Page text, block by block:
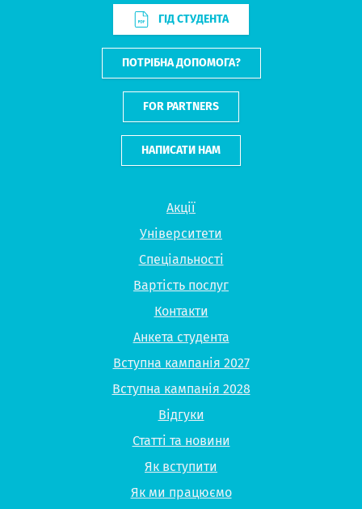
Акції
Університети
Спеціальності
Вартість послуг
Контакти
Анкета студента
Вступна кампанія 2027
Вступна кампанія 2028
Відгуки
Статті та новини
Як вступити
Як ми працюємо
ГІД СТУДЕНТА
ПОТРІБНА ДОПОМОГА?
FOR PARTNERS
НАПИСАТИ НАМ